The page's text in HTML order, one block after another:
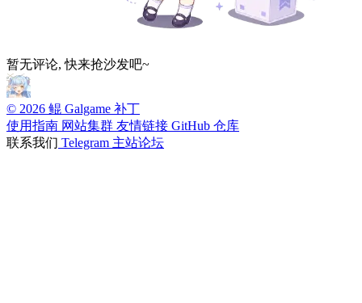
暂无评论, 快来抢沙发吧~
© 2026 鲲 Galgame 补丁
使用指南 网站集群 友情链接 GitHub 仓库
联系我们 Telegram 主站论坛